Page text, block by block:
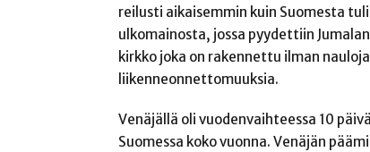
reilusti aikaisemmin kuin Suomesta
ulkomainosta, jossa pyydettiin
kirkko joka on rakennettu ilman
liikenneonnettomuuksia.
Venäjällä oli vuodenvaihteessa 10
Suomessa koko vuonna. Venäjän